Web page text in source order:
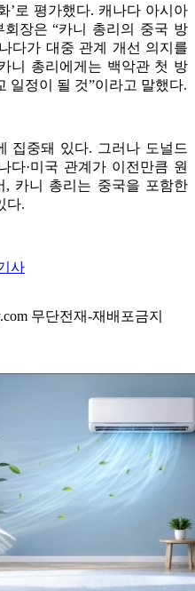
’로 평가했다. 캐나다 아시아
장은 “카니 총리의 중국 방
다가 대중 관계 개선 의지를
니 총리에게는 백악관 첫 방
일정이 될 것”이라고 말했다.
집중돼 있다. 그러나 도널드
다·미국 관계가 이전만큼 원
, 카니 총리는 중국을 포함한
다.
사
무단전재-재배포금지